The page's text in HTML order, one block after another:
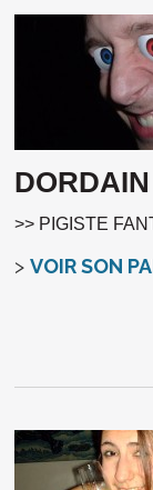
DORDAIN
>> PIGISTE
>VOIR SON